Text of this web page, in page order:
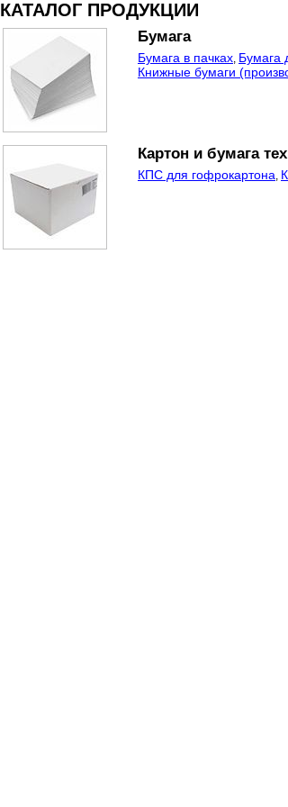
КАТАЛОГ ПРОДУКЦИИ
Бумага
Бумага в пачках, Бумага
Книжные бумаги
Картон и бумага
КПС для гофрокартона,